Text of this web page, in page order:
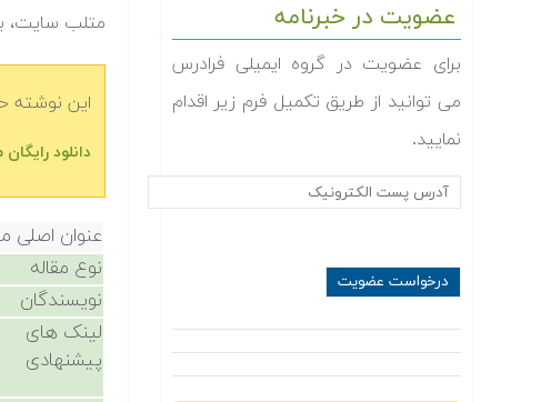
عضویت در خبرنامه
برای عضویت در گروه ایمیلی فرادرس
می توانید از طریق تکمیل فرم زیر اقدام
نمایید.
متلب سایت،
این نوشته
دانلود
عنوان اصلی
نوع مقاله
نویسندگان
لینک های
پیشنهادی